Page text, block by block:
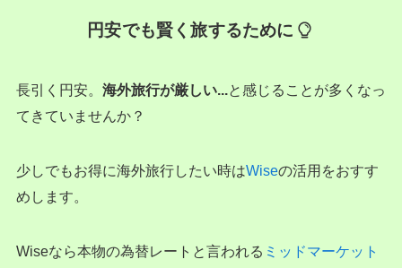
円安でも賢く旅するために
長引く円安。 海外旅行が厳しい...と感じることが多くなっ
てきていませんか？
少しでもお得に海外旅行したい時はWiseの活用をおすす
めします。
Wiseなら本物の為替レートと言われる ミッドマーケット